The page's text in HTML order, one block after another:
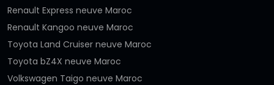
Renault Express neuve Maroc
Renault Kangoo neuve Maroc
Toyota Land Cruiser neuve Maroc
Toyota bZ4X neuve Maroc
Volkswagen Taigo neuve Maroc